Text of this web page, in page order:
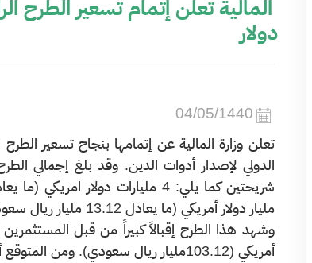
دولار
04/05/1440
تعلن وزارة المالية عن إتمامها بنجاح تسعير
مليار دولار أمريكي (ما يعادل 13.12 مليار ريال سعودي) لسندات 31 سنة استحقاق العام 2050م.
أمريكي (103.12مليار ريال سعودي). ومن المتوقع أن يتم تسوية الطرح في تاريخ 16 يناير 2019م أو في تاريخ مقارب له.